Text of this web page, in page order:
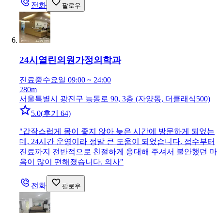
전화 팔로우
24시열린의원 가정의학과
진료중수요일 09:00 ~ 24:00
280m
서울특별시 광진구 능동로 90, 3층 (자양동, 더클래식500)
5.0(후기 64)
"갑작스럽게 몸이 좋지 않아 늦은 시간에 방문하게 되었는
데, 24시간 운영이라 정말 큰 도움이 되었습니다. 접수부터
진료까지 전반적으로 친절하게 응대해 주셔서 불안했던 마
음이 많이 편해졌습니다. 의사"
전화 팔로우